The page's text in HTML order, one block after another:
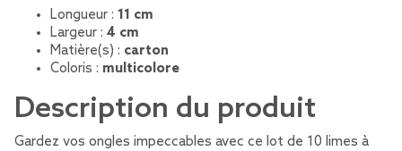
Longueur : 11 cm
Largeur : 4 cm
Matière(s) : carton
Coloris : multicolore
Description du produit
Gardez vos ongles impeccables avec ce lot de 10 limes à